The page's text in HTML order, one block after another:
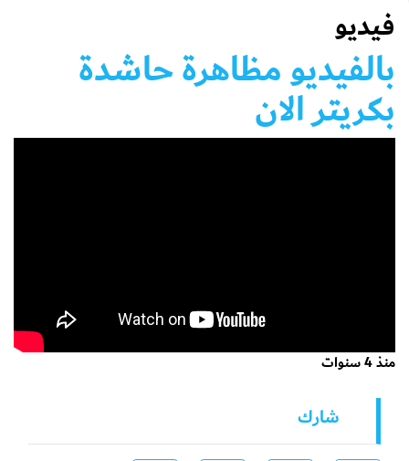
فيديو
بالفيديو مظاهرة حاشدة
بكريتر الان
منذ 4 سنوات
شارك